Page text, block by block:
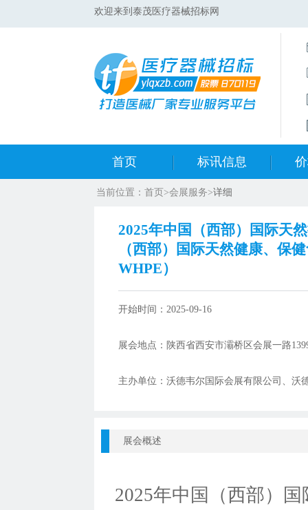
欢迎来到泰茂医疗器械招标网
首页 标讯信息
集采标讯动态
集采标讯项目 开
当前位置： 首页 >会展服务>详细
2025年中国（西部）国际天
（西部）国际天然健康、保
WHPE）
开始时间： 2025-09-16
展会地点： 陕西省西安市灞桥区会展一路
主办单位： 沃德韦尔国际会展有限公司、沃
展会概述
2025年中国（西部）